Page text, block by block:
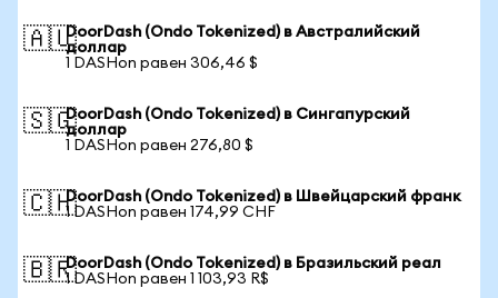
🇦🇺DoorDash (Ondo Tokenized) в Австралийский
доллар
1 DASHon равен 306,46 $
🇸🇬DoorDash (Ondo Tokenized) в Сингапурский
доллар
1 DASHon равен 276,80 $
🇨🇭DoorDash (Ondo Tokenized) в Швейцарский франк
1 DASHon равен 174,99 CHF
🇧🇷DoorDash (Ondo Tokenized) в Бразильский реал
1 DASHon равен 1 103,93 R$